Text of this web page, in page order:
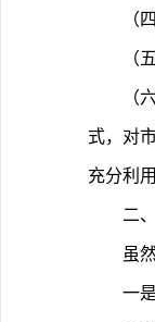
（
（
（
式，对
充分利
二
虽
一